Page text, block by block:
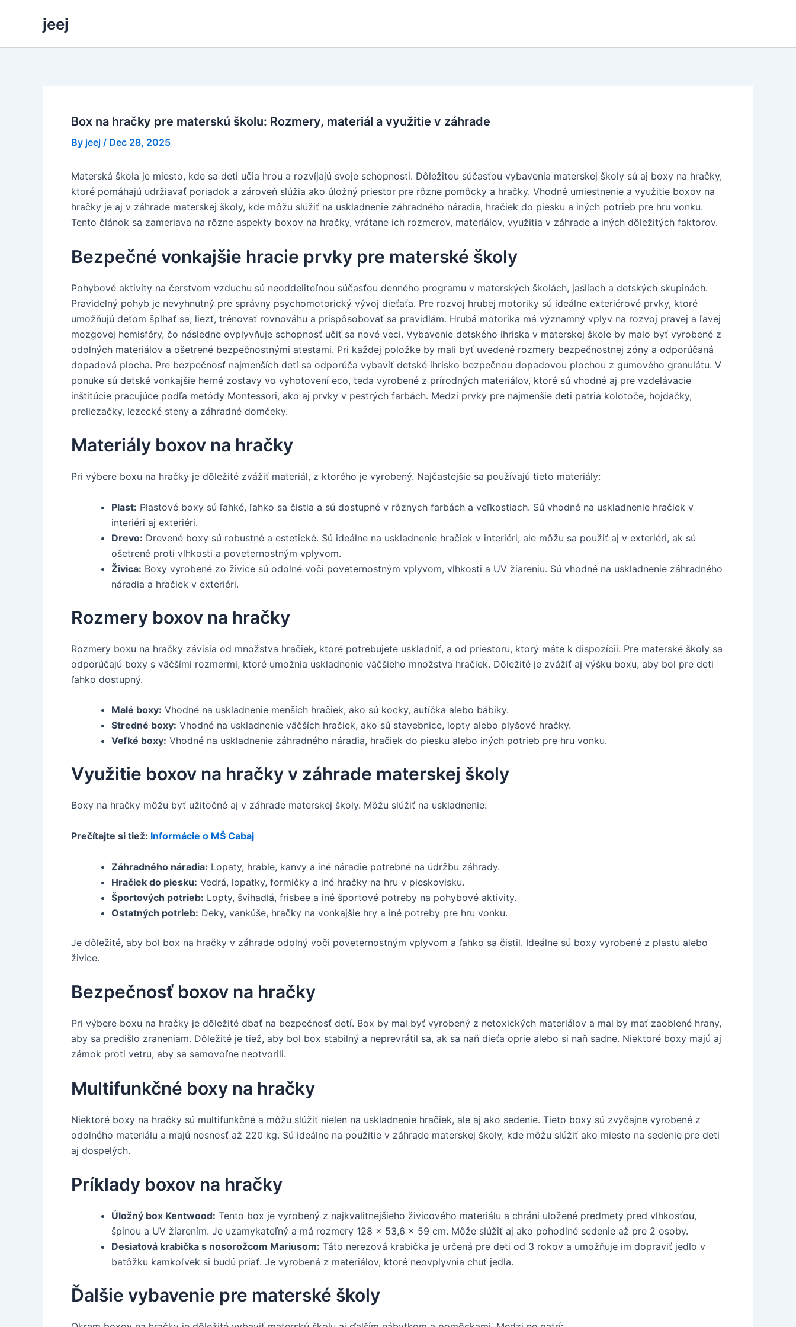
jeej
Box na hračky pre materskú školu: Rozmery, materiál a využitie v záhrade
By jeej / Dec 28, 2025
Materská škola je miesto, kde sa deti učia hrou a rozvíjajú svoje schopnosti. Dôležitou súčasťou vybavenia materskej školy sú aj boxy na hračky,
ktoré pomáhajú udržiavať poriadok a zároveň slúžia ako úložný priestor pre rôzne pomôcky a hračky. Vhodné umiestnenie a využitie boxov na
hračky je aj v záhrade materskej školy, kde môžu slúžiť na uskladnenie záhradného náradia, hračiek do piesku a iných potrieb pre hru vonku.
Tento článok sa zameriava na rôzne aspekty boxov na hračky, vrátane ich rozmerov, materiálov, využitia v záhrade a iných dôležitých faktorov.
Bezpečné vonkajšie hracie prvky pre materské školy
Pohybové aktivity na čerstvom vzduchu sú neoddeliteľnou súčasťou denného programu v materských školách, jasliach a detských skupinách.
Pravidelný pohyb je nevyhnutný pre správny psychomotorický vývoj dieťaťa. Pre rozvoj hrubej motoriky sú ideálne exteriérové prvky, ktoré
umožňujú deťom šplhať sa, liezť, trénovať rovnováhu a prispôsobovať sa pravidlám. Hrubá motorika má významný vplyv na rozvoj pravej a ľavej
mozgovej hemisféry, čo následne ovplyvňuje schopnosť učiť sa nové veci. Vybavenie detského ihriska v materskej škole by malo byť vyrobené z
odolných materiálov a ošetrené bezpečnostnými atestami. Pri každej položke by mali byť uvedené rozmery bezpečnostnej zóny a odporúčaná
dopadová plocha. Pre bezpečnosť najmenších detí sa odporúča vybaviť detské ihrisko bezpečnou dopadovou plochou z gumového granulátu. V
ponuke sú detské vonkajšie herné zostavy vo vyhotovení eco, teda vyrobené z prírodných materiálov, ktoré sú vhodné aj pre vzdelávacie
inštitúcie pracujúce podľa metódy Montessori, ako aj prvky v pestrých farbách. Medzi prvky pre najmenšie deti patria kolotoče, hojdačky,
preliezačky, lezecké steny a záhradné domčeky.
Materiály boxov na hračky
Pri výbere boxu na hračky je dôležité zvážiť materiál, z ktorého je vyrobený. Najčastejšie sa používajú tieto materiály:
Plast: Plastové boxy sú ľahké, ľahko sa čistia a sú dostupné v rôznych farbách a veľkostiach. Sú vhodné na uskladnenie hračiek v
interiéri aj exteriéri.
Drevo: Drevené boxy sú robustné a estetické. Sú ideálne na uskladnenie hračiek v interiéri, ale môžu sa použiť aj v exteriéri, ak sú
ošetrené proti vlhkosti a poveternostným vplyvom.
Živica: Boxy vyrobené zo živice sú odolné voči poveternostným vplyvom, vlhkosti a UV žiareniu. Sú vhodné na uskladnenie záhradného
náradia a hračiek v exteriéri.
Rozmery boxov na hračky
Rozmery boxu na hračky závisia od množstva hračiek, ktoré potrebujete uskladniť, a od priestoru, ktorý máte k dispozícii. Pre materské školy sa
odporúčajú boxy s väčšími rozmermi, ktoré umožnia uskladnenie väčšieho množstva hračiek. Dôležité je zvážiť aj výšku boxu, aby bol pre deti
ľahko dostupný.
Malé boxy: Vhodné na uskladnenie menších hračiek, ako sú kocky, autíčka alebo bábiky.
Stredné boxy: Vhodné na uskladnenie väčších hračiek, ako sú stavebnice, lopty alebo plyšové hračky.
Veľké boxy: Vhodné na uskladnenie záhradného náradia, hračiek do piesku alebo iných potrieb pre hru vonku.
Využitie boxov na hračky v záhrade materskej školy
Boxy na hračky môžu byť užitočné aj v záhrade materskej školy. Môžu slúžiť na uskladnenie:
Prečítajte si tiež: Informácie o MŠ Cabaj
Záhradného náradia: Lopaty, hrable, kanvy a iné náradie potrebné na údržbu záhrady.
Hračiek do piesku: Vedrá, lopatky, formičky a iné hračky na hru v pieskovisku.
Športových potrieb: Lopty, švihadlá, frisbee a iné športové potreby na pohybové aktivity.
Ostatných potrieb: Deky, vankúše, hračky na vonkajšie hry a iné potreby pre hru vonku.
Je dôležité, aby bol box na hračky v záhrade odolný voči poveternostným vplyvom a ľahko sa čistil. Ideálne sú boxy vyrobené z plastu alebo
živice.
Bezpečnosť boxov na hračky
Pri výbere boxu na hračky je dôležité dbať na bezpečnosť detí. Box by mal byť vyrobený z netoxických materiálov a mal by mať zaoblené hrany,
aby sa predišlo zraneniam. Dôležité je tiež, aby bol box stabilný a neprevrátil sa, ak sa naň dieťa oprie alebo si naň sadne. Niektoré boxy majú aj
zámok proti vetru, aby sa samovoľne neotvorili.
Multifunkčné boxy na hračky
Niektoré boxy na hračky sú multifunkčné a môžu slúžiť nielen na uskladnenie hračiek, ale aj ako sedenie. Tieto boxy sú zvyčajne vyrobené z
odolného materiálu a majú nosnosť až 220 kg. Sú ideálne na použitie v záhrade materskej školy, kde môžu slúžiť ako miesto na sedenie pre deti
aj dospelých.
Príklady boxov na hračky
Úložný box Kentwood: Tento box je vyrobený z najkvalitnejšieho živicového materiálu a chráni uložené predmety pred vlhkosťou,
špinou a UV žiarením. Je uzamykateľný a má rozmery 128 x 53,6 x 59 cm. Môže slúžiť aj ako pohodlné sedenie až pre 2 osoby.
Desiatová krabička s nosorožcom Mariusom: Táto nerezová krabička je určená pre deti od 3 rokov a umožňuje im dopraviť jedlo v
batôžku kamkoľvek si budú priať. Je vyrobená z materiálov, ktoré neovplyvnia chuť jedla.
Ďalšie vybavenie pre materské školy